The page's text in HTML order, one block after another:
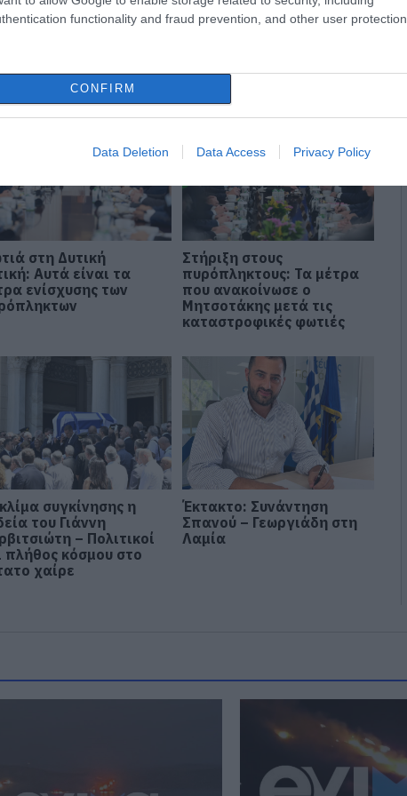
functionality and fraud prevention, and other user protection.
CONFIRM
Data Deletion Data Access Privacy Policy
στη Δυτική
Αυτά είναι τα
ενίσχυσης των
Στήριξη στους
πυρόπληκτους: Τα μέτρα
που ανακοίνωσε ο
Μητσοτάκης μετά τις
καταστροφικές φωτιές
συγκίνησης η
του Γιάννη
– Πολιτικοί
πλήθος κόσμου στο
χαίρε
Έκτακτο: Συνάντηση
Σπανού – Γεωργιάδη στη
Λαμία